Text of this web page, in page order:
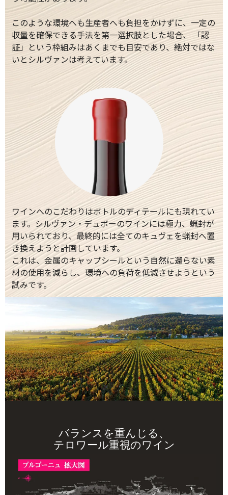
このような環境へも生産者へも負担をかけずに、一定の
収量を確保できる手法を第一選択肢とした場合、 「認
証」という枠組みはあくまでも目安であり、絶対ではな
いとシルヴァンは考えています。
ワインへのこだわりはボトルのディテールにも現れてい
ます。シルヴァン・デュボーのワインには極力、蝋封が
用いられており、最終的には全てのキュヴェを蝋封へ置
き換えようと計画しています。
これは、金属のキャップシールという自然に還らない素
材の使用を減らし、環境への負荷を低減させようという
試みです。
バランスを重んじる、
テロワール重視のワイン